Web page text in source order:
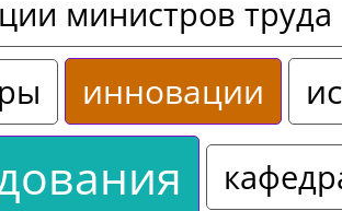
министров труда
инновации